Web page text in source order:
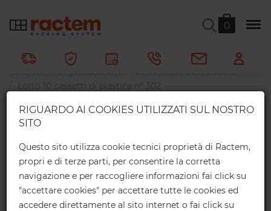
Lotto 10 cassetti di plastica nº
302
Ractem Organizzazione
Cassetti per scaffalature
Lotto 10 cassetti di plastica nº 302
90 x 232 x 291 mm.
Recensioni 4.7
In magazzino
0
×
Ottieni uno sconto esclusivo per i tuoi
acquisti online:
Fino a € 1.000* 2% Online
RIGUARDO AI COOKIES UTILIZZATI SUL NOSTRO
SITO
Questo sito utilizza cookie tecnici proprietà di Ractem,
propri e di terze parti, per consentire la corretta
navigazione e per raccogliere informazioni fai click su
"accettare cookies" per accettare tutte le cookies ed
accedere direttamente al sito internet o fai click su